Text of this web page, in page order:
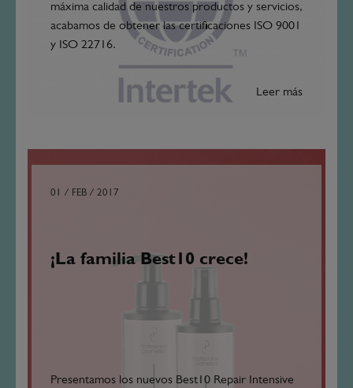
máxima calidad de nuestros productos y servicios,
acabamos de obtener las certificaciones ISO 9001
y ISO 22716.
Leer más
01 / FEB / 2017
¡La familia Best10 crece!
Presentamos los nuevos Best10 Repair Intensive